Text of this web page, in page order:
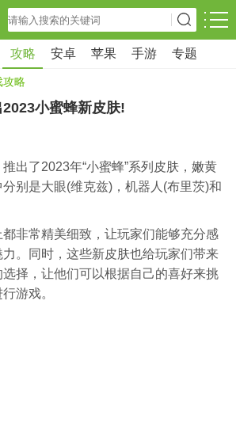
攻略 安卓 苹果 手游 专题
攻略
2023小蜜蜂新皮肤!
出了2023年“小蜜蜂”系列皮肤，嫩黄
别是大眼(维克兹)，机器人(布里茨)和
非常精美细致，让玩家们能够充分感
。同时，这些新皮肤也给玩家们带来
择，让他们可以根据自己的喜好来挑
游戏。